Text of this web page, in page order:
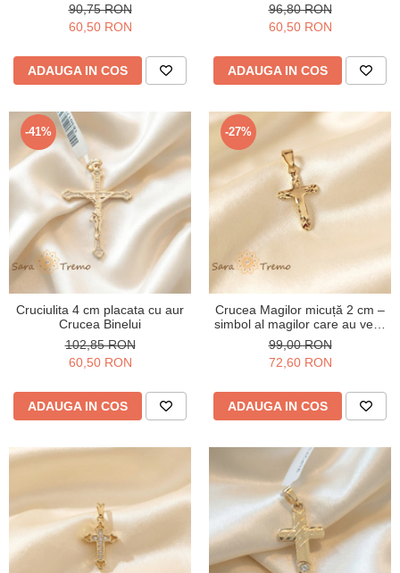
90,75 RON
60,50 RON
ADAUGA IN COS
96,80 RON
60,50 RON
ADAUGA IN COS
-41%
Cruciulita 4 cm placata cu aur
Crucea Binelui
102,85 RON
60,50 RON
ADAUGA IN COS
-27%
Crucea Magilor micuță 2 cm –
simbol al magilor care au venit
la Nașterea lui Iisus
99,00 RON
72,60 RON
ADAUGA IN COS